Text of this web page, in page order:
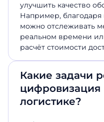
улучшить качество
Например,
можно отслеживать
реальном времени
расчёт стоимости
Какие задачи
цифровизация
логистике?